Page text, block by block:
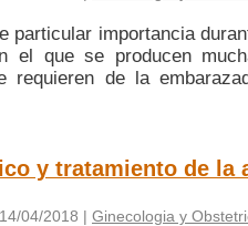
particular importancia
el que se producen
requieren de la
y tratamiento de la
04/2018 | Ginecologia y